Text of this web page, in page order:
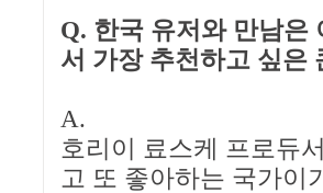
Q. 한국 유저와 만남은
서 가장 추천하고 싶은
A.
호리이 료스케 프로듀
고 또 좋아하는 국가이